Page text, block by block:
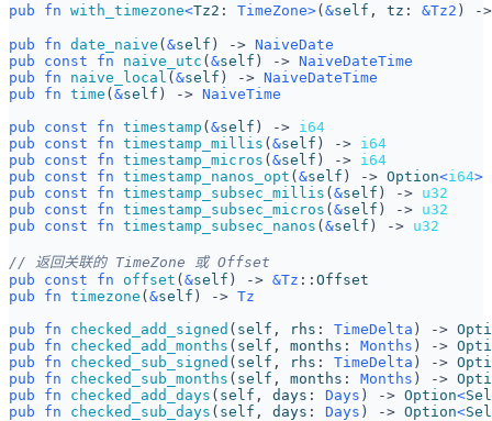
pub
fn with_timezone<Tz2 : TimeZone>( &self , tz : &Tz2 ) -
pub fn date_naive ( &self ) -> NaiveDate
pub
const fn naive_utc ( &self ) -> NaiveDateTime
pub
fn naive_local ( &self ) -> NaiveDateTime
pub
fn time ( &self ) -> NaiveTime
pub
const fn timestamp ( &self ) -> i64
pub
const fn timestamp_millis ( &self ) -> i64
pub
const fn timestamp_micros ( &self ) -> i64
pub
const fn timestamp_nanos_opt ( &self ) -> Option<i64>
pub
const fn timestamp_subsec_millis ( &self ) -> u32
pub
const fn timestamp_subsec_micros ( &self ) -> u32
pub
const fn timestamp_subsec_nanos ( &self ) -> u32
pub
const fn offset ( &self ) -> &Tz :: Offset
pub
fn timezone ( &self ) -> Tz
pub
fn checked_add_signed ( self , rhs : TimeDelta ) ->
pub
fn checked_add_months ( self , months : Months ) ->
pub
fn checked_sub_signed ( self , rhs : TimeDelta ) ->
pub
fn checked_sub_months ( self , months : Months ) ->
pub
fn checked_add_days ( self , days : Days ) -> Option<
pub
fn checked_sub_days ( self , days : Days ) -> Option<